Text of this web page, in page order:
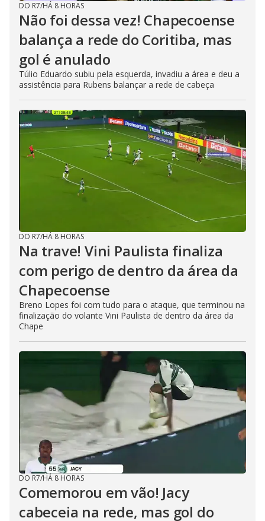
DO R7/HÁ 8 HORAS
Não foi dessa vez! Chapecoense
balança a rede do Coritiba, mas
gol é anulado
Túlio Eduardo subiu pela esquerda, invadiu a área e deu a
assistência para Rubens balançar a rede de cabeça
DO R7/HÁ 8 HORAS
Na trave! Vini Paulista finaliza
com perigo de dentro da área da
Chapecoense
Breno Lopes foi com tudo para o ataque, que terminou na
finalização do volante Vini Paulista de dentro da área da
Chape
DO R7/HÁ 8 HORAS
Comemorou em vão! Jacy
cabeceia na rede, mas gol do